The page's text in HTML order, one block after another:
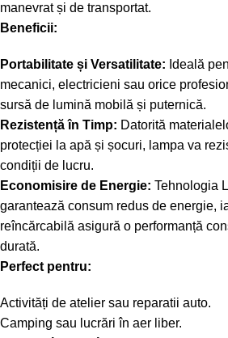
manevrat și de transportat.
Beneficii:
Portabilitate și Versatilitate: Ideală
mecanici, electricieni sau orice
sursă de lumină mobilă și puternică.
Rezistență în Timp: Datorită
protecției la apă și șocuri, lampa va
condiții de lucru.
Economisire de Energie: Tehnologia
garantează consum redus de energie,
reîncărcabilă asigură o performanță
durată.
Perfect pentru:
Activități de atelier sau reparatii auto.
Camping sau lucrări în aer liber.